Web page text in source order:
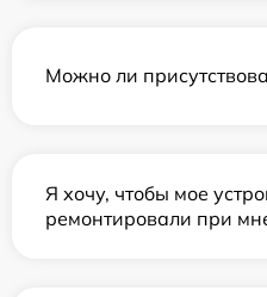
Можно ли
Я хочу, чтобы мое
ремонтировали при